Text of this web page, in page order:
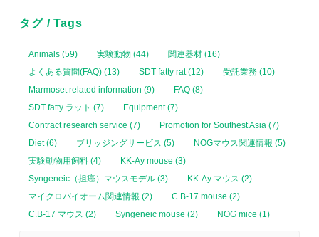
タグ / Tags
Animals (59) 実験動物 (44)
関連器材 (16)
よくある質問(FAQ) (13)
SDT fatty rat (12)
受託業務 (10)
Marmoset related information (9)
FAQ (8)
SDT fatty ラット (7)
Equipment (7)
Contract research service (7)
Promotion for Southest Asia (7)
Diet (6)
ブリッジングサービス (5)
NOGマウス関連情報 (5)
実験動物用飼料 (4)
KK-Ay mouse (3)
Syngeneic（担癌）マウスモデル (3)
KK-Ay マウス (2)
マイクロバイオーム関連情報 (2)
C.B-17 mouse (2)
C.B-17 マウス (2)
Syngeneic mouse (2) NOG mice (1)